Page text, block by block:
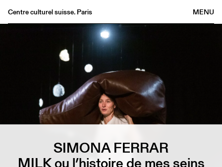
MENU
Centre culturel suisse. Paris
Informations
SIMONA FERRAR
MILK ou l’histoire de mes seins